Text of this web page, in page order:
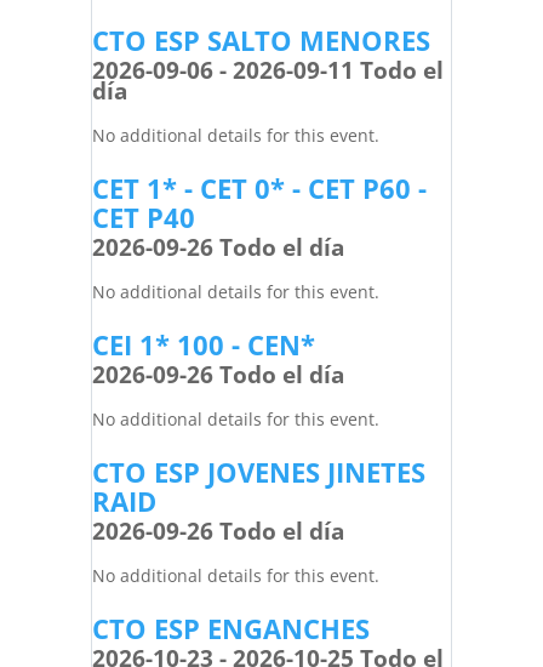
CTO ESP SALTO MENORES
2026-09-06 - 2026-09-11 Todo el
día
No additional details for this event.
CET 1* - CET 0* - CET P60 -
CET P40
2026-09-26 Todo el día
No additional details for this event.
CEI 1* 100 - CEN*
2026-09-26 Todo el día
No additional details for this event.
CTO ESP JOVENES JINETES
RAID
2026-09-26 Todo el día
No additional details for this event.
CTO ESP ENGANCHES
2026-10-23 - 2026-10-25 Todo el